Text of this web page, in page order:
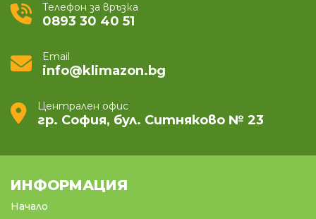
Телефон за връзка
0893 30 40 51
Email
info@klimazon.bg
Централен офис
гр. София, бул. Ситняково № 23
ИНФОРМАЦИЯ
Начало